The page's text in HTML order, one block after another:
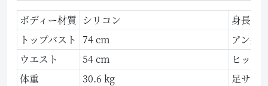
ボディー材質 シリコン
身長
トップバスト 74 cm
アンダ
ウエスト
54 cm
ヒップ
体重
30.6 kg
足サイ